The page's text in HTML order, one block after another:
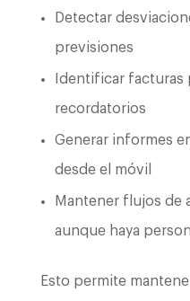
Detectar
previsiones
Identificar facturas
recordatorios
Generar informes
desde el móvil
Mantener flujos de
aunque haya
Esto permite